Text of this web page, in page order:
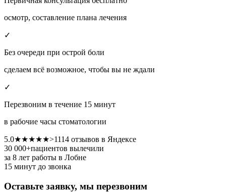
осмотр, составление плана лечения
✓
Без очереди при острой боли
сделаем всё возможное, чтобы вы не ждали
✓
Перезвоним в течение 15 минут
в рабочие часы стоматологии
5.0★★★★★>1114 отзывов в Яндексе
30 000+пациентов вылечили
за 8 лет работы в Лобне
15 минут до звонка
Оставьте заявку, мы перезвоним